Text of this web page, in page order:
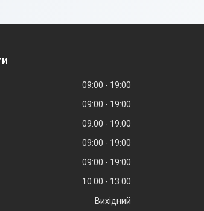
09:00
19:00
09:00
19:00
09:00
19:00
09:00
19:00
09:00
19:00
10:00
13:00
Вихідний